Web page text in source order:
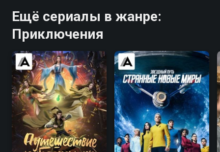
Ещё сериалы в жанре:
Приключения